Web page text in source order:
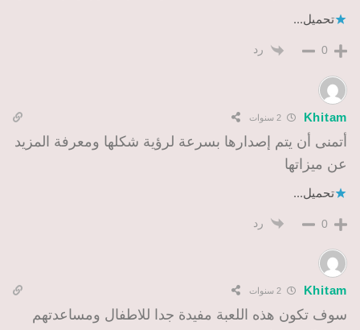
تحميل...
0 رد
Khitam 2 سنوات
أتمنى أن يتم إصدارها بسرعة لرؤية شكلها ومعرفة المزيد
عن ميزاتها
تحميل...
0 رد
Khitam 2 سنوات
سوف تكون هذه اللعبة مفيدة جدا للاطفال ومساعدتهم